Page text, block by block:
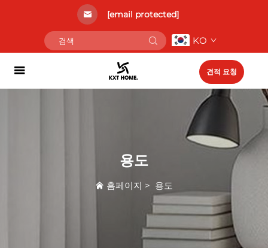
[email protected]
KO
견적 요청
용도
홈페이지 > 용도